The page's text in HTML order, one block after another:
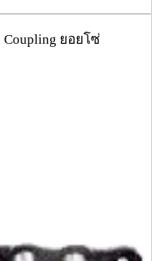
Coupling ยอยโซ่